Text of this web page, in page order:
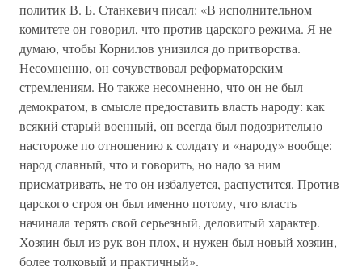
политик В. Б. Станкевич писал: «В исполнительном
комитете он говорил, что против царского режима. Я не
думаю, чтобы Корнилов унизился до притворства.
Несомненно, он сочувствовал реформаторским
стремлениям. Но также несомненно, что он не был
демократом, в смысле предоставить власть народу: как
всякий старый военный, он всегда был подозрительно
настороже по отношению к солдату и «народу» вообще:
народ славный, что и говорить, но надо за ним
присматривать, не то он избалуется, распустится. Против
царского строя он был именно потому, что власть
начинала терять свой серьезный, деловитый характер.
Хозяин был из рук вон плох, и нужен был новый хозяин,
более толковый и практичный».